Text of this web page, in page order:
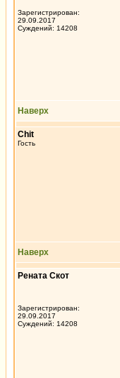
Зарегистрирован:
29.09.2017
Суждений: 14208
Наверх
Chit
Гость
Наверх
Рената Скот
Зарегистрирован:
29.09.2017
Суждений: 14208